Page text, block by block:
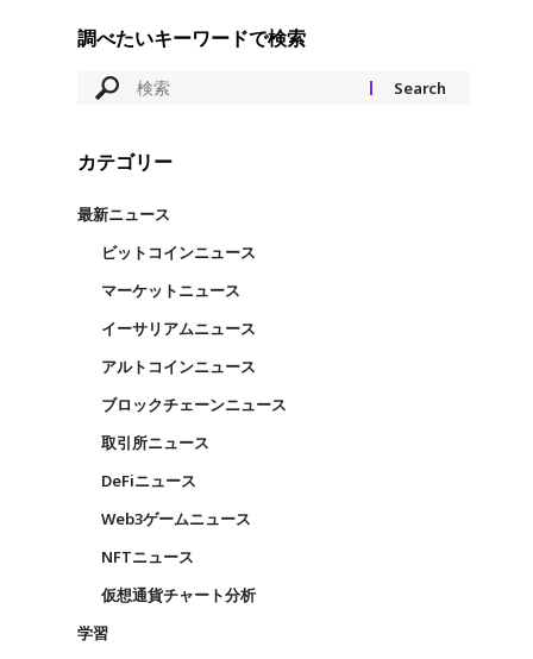
調べたいキーワードで検索
カテゴリー
最新ニュース
ビットコインニュース
マーケットニュース
イーサリアムニュース
アルトコインニュース
ブロックチェーンニュース
取引所ニュース
DeFiニュース
Web3ゲームニュース
NFTニュース
仮想通貨チャート分析
学習